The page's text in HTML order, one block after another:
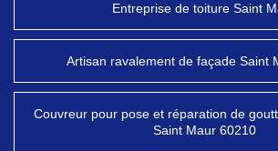
Entreprise de toiture Saint
Artisan ravalement de façade Saint
Couvreur pour pose et réparation de
Saint Maur 60210